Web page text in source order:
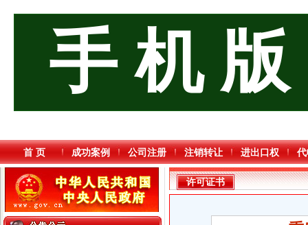
手 机 版
首 页 成功案例 公司注册 注销转让 进出口权
许可证书